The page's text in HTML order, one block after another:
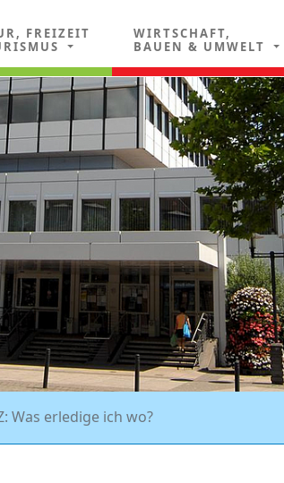
FREIZEIT
WIRTSCHAFT,
BAUEN & UMWELT
Was erledige ich wo?